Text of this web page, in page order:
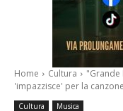
Home Cultura
"Grande
'impazzisce' per la canzone
Cultura Musica